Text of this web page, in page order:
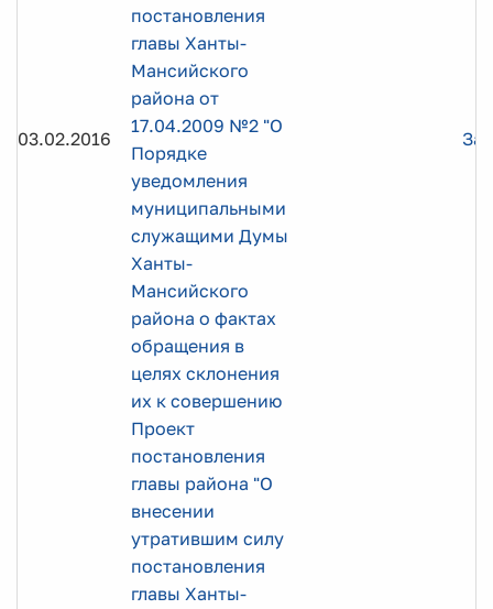
03.02.2016
постановления
главы Ханты-
Мансийского
района от
17.04.2009 №2 "О
Порядке
уведомления
муниципальными
служащими Думы
Ханты-
Мансийского
района о фактах
обращения в
целях склонения
их к совершению
Проект
постановления
главы района "О
внесении
утратившим силу
постановления
главы Ханты-